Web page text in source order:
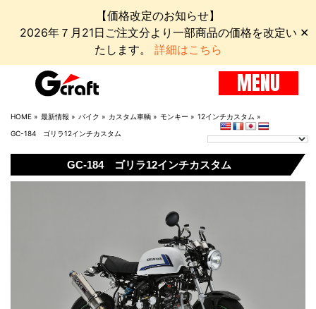
【価格改定のお知らせ】
2026年７月21日ご注文分より一部商品の価格を改定い
たします。 詳細はこちら
✕
MENU
HOME » 最新情報 » バイク » カスタム車輌 » モンキー » 12インチカスタム »
GC-184 ゴリラ12インチカスタム
GC-184 ゴリラ12インチカスタム